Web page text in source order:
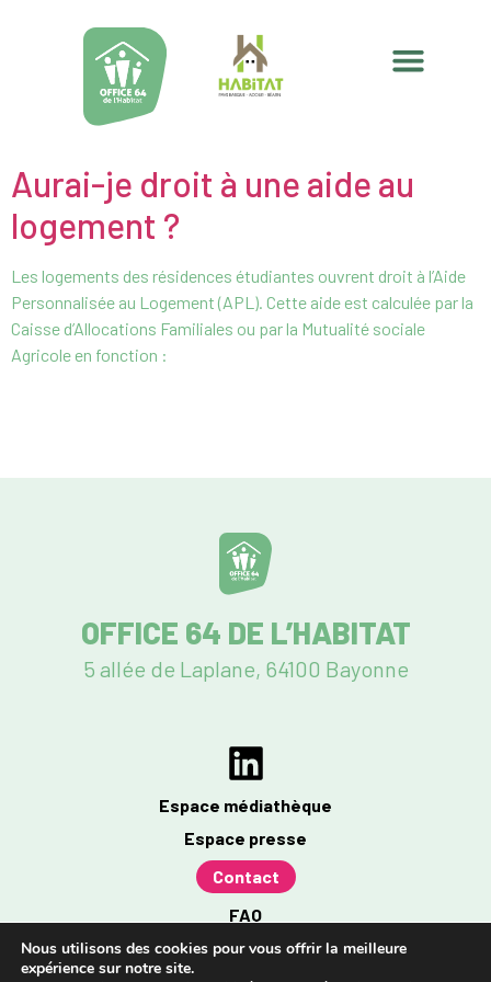
Aurai-je droit à une aide au
logement ?
Les logements des résidences étudiantes ouvrent droit à l’Aide
Personnalisée au Logement (APL). Cette aide est calculée par la
Caisse d’Allocations Familiales ou par la Mutualité sociale
Agricole en fonction :
OFFICE 64 DE L’HABITAT
5 allée de Laplane, 64100 Bayonne
Espace médiathèque
Espace presse
Contact
FAQ
Mentions légales
Nous utilisons des cookies pour vous offrir la meilleure
expérience sur notre site.